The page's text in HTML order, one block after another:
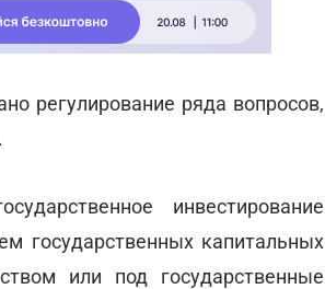
регулирование ряда вопросов,
инвестирование
государственных капитальных
или под государственные